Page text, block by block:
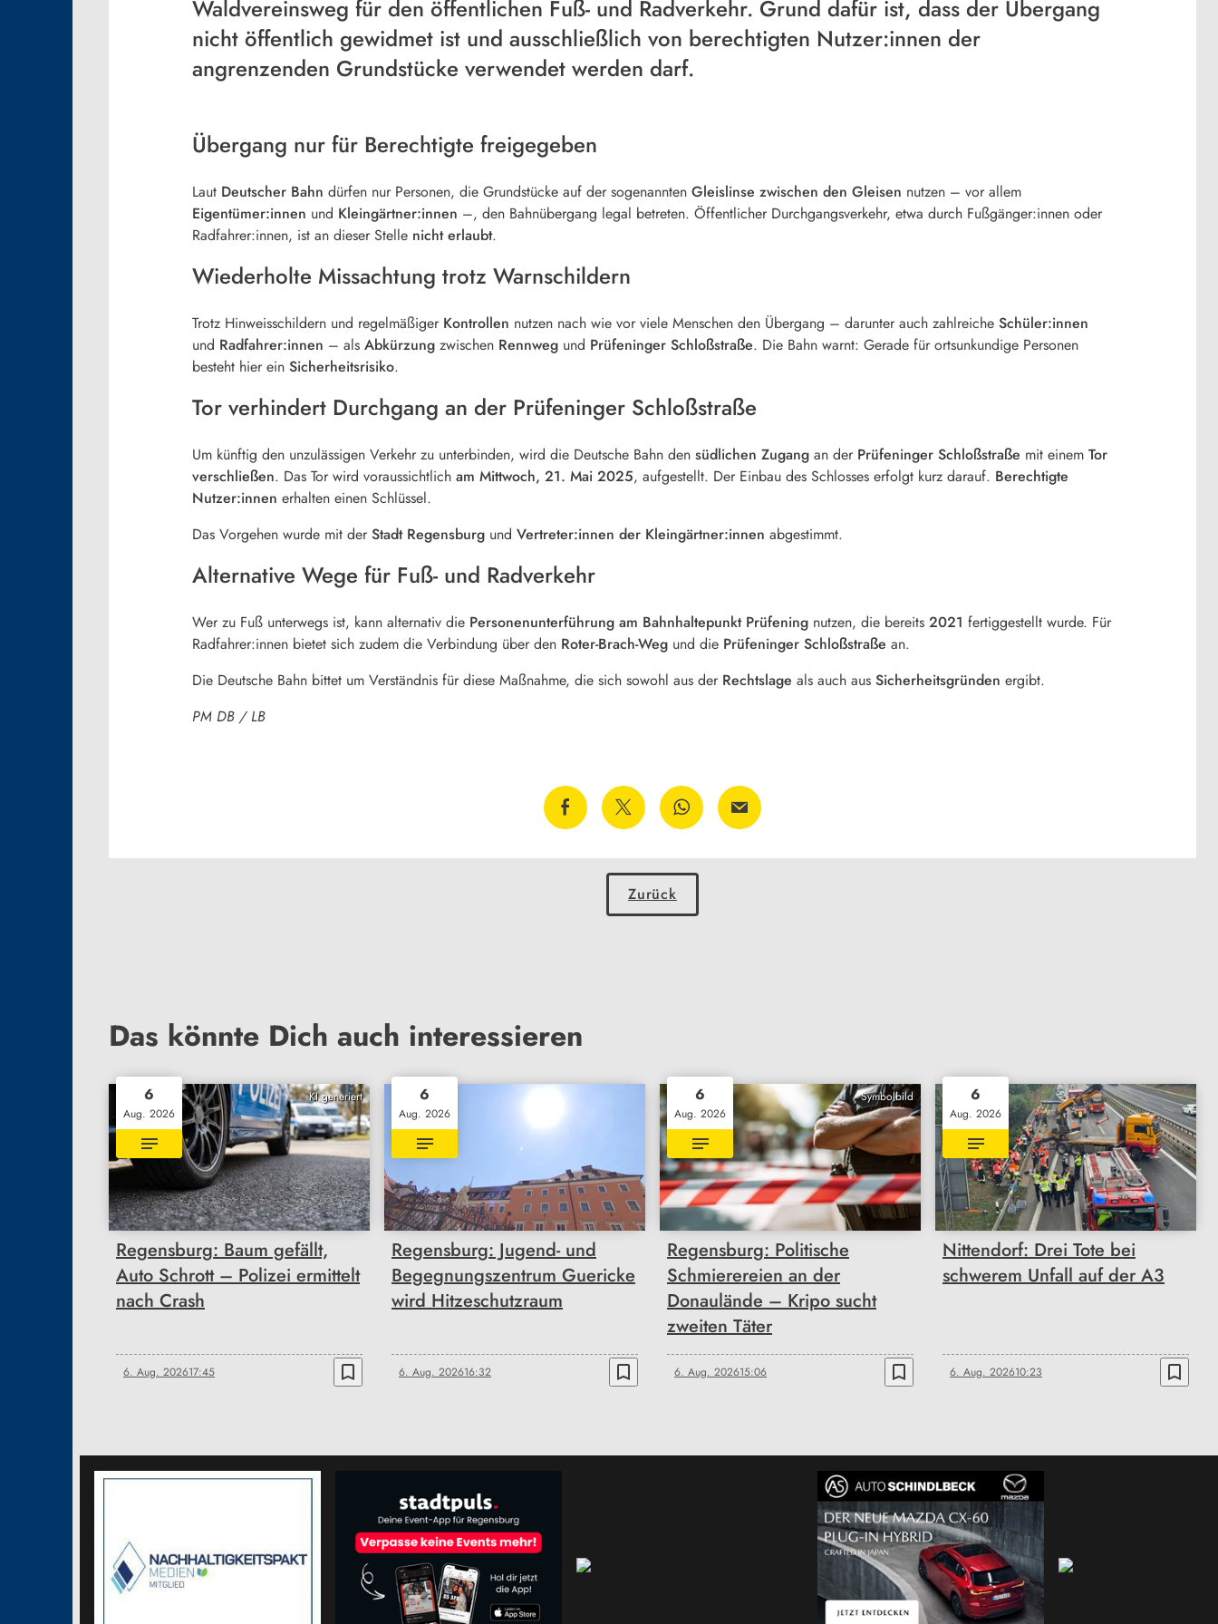
Waldvereinsweg für den öffentlichen Fuß- und Radverkehr. Grund dafür ist, dass der Übergang
nicht öffentlich gewidmet ist und ausschließlich von berechtigten Nutzer:innen der
angrenzenden Grundstücke verwendet werden darf.
Übergang nur für Berechtigte freigegeben
Laut Deutscher Bahn dürfen nur Personen, die Grundstücke auf der sogenannten Gleislinse zwischen den Gleisen nutzen – vor allem
Eigentümer:innen und Kleingärtner:innen –, den Bahnübergang legal betreten. Öffentlicher Durchgangsverkehr, etwa durch Fußgänger:innen oder
Radfahrer:innen, ist an dieser Stelle nicht erlaubt.
Wiederholte Missachtung trotz Warnschildern
Trotz Hinweisschildern und regelmäßiger Kontrollen nutzen nach wie vor viele Menschen den Übergang – darunter auch zahlreiche Schüler:innen
und Radfahrer:innen – als Abkürzung zwischen Rennweg und Prüfeninger Schloßstraße. Die Bahn warnt: Gerade für ortsunkundige Personen
besteht hier ein Sicherheitsrisiko.
Tor verhindert Durchgang an der Prüfeninger Schloßstraße
Um künftig den unzulässigen Verkehr zu unterbinden, wird die Deutsche Bahn den südlichen Zugang an der Prüfeninger Schloßstraße mit einem Tor
verschließen. Das Tor wird voraussichtlich am Mittwoch, 21. Mai 2025, aufgestellt. Der Einbau des Schlosses erfolgt kurz darauf. Berechtigte
Nutzer:innen erhalten einen Schlüssel.
Das Vorgehen wurde mit der Stadt Regensburg und Vertreter:innen der Kleingärtner:innen abgestimmt.
Alternative Wege für Fuß- und Radverkehr
Wer zu Fuß unterwegs ist, kann alternativ die Personenunterführung am Bahnhaltepunkt Prüfening nutzen, die bereits 2021 fertiggestellt wurde. Für
Radfahrer:innen bietet sich zudem die Verbindung über den Roter-Brach-Weg und die Prüfeninger Schloßstraße an.
Die Deutsche Bahn bittet um Verständnis für diese Maßnahme, die sich sowohl aus der Rechtslage als auch aus Sicherheitsgründen ergibt.
PM DB / LB
Zurück
Das könnte Dich auch interessieren
KI generiert
6
Aug. 2026
Regensburg: Baum gefällt,
Auto Schrott – Polizei ermittelt
nach Crash
6. Aug. 202617:45 bookmark_border
6
Aug. 2026
Regensburg: Jugend- und
Begegnungszentrum Guericke
wird Hitzeschutzraum
6. Aug. 202616:32 bookmark_border
Symbolbild
6
Aug. 2026
Regensburg: Politische
Schmierereien an der
Donaulände – Kripo sucht
zweiten Täter
6. Aug. 202615:06 bookmark_border
6
Aug. 2026
Nittendorf: Drei Tote bei
schwerem Unfall auf der A3
6. Aug. 202610:23 bookmark_border